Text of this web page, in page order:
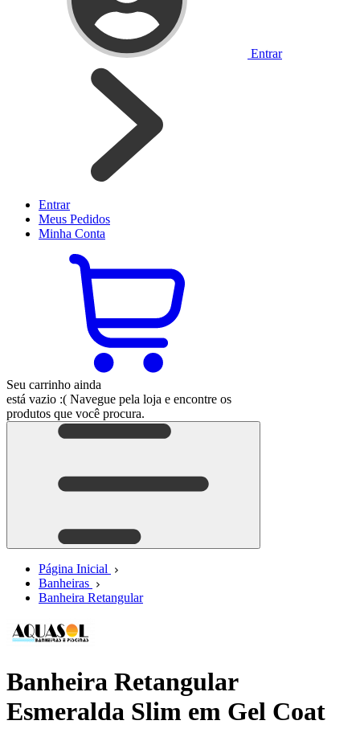
Entrar
Entrar
Meus Pedidos
Minha Conta
Seu carrinho ainda
está vazio :( Navegue pela loja e encontre os
produtos que você procura.
Página Inicial
Banheiras
Banheira Retangular
Banheira Retangular
Esmeralda Slim em Gel Coat